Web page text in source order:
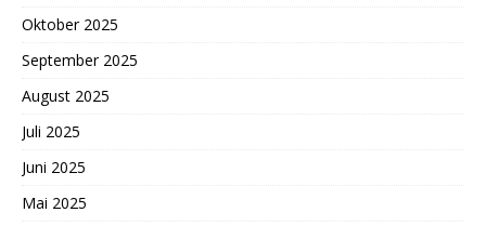
Oktober 2025
September 2025
August 2025
Juli 2025
Juni 2025
Mai 2025